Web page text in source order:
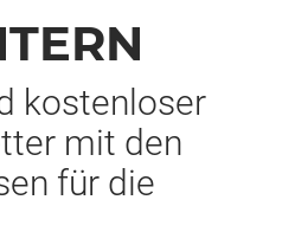
kostenloser
mit den
für die